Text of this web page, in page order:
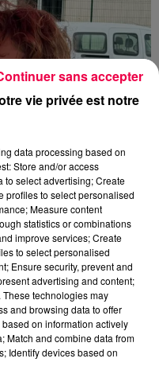
vie privée est notre
data processing based on
Store and/or access
to select advertising; Create
profiles to select personalised
Measure content
statistics or combinations
improve services; Create
to select personalised
Ensure security, prevent and
advertising and content;
technologies may
and browsing data to offer
on information actively
Match and combine data from
Identify devices based on
sans accepter